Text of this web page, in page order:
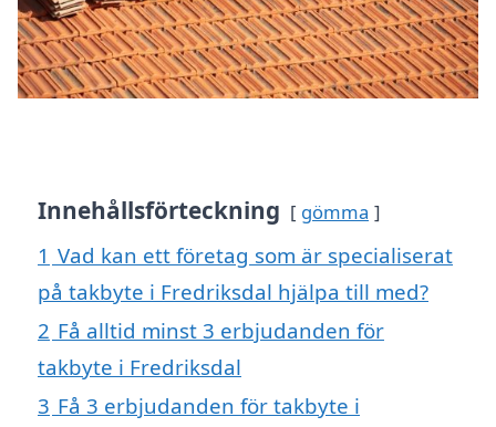
Innehållsförteckning gömma
1 Vad kan ett företag som är specialiserat
på takbyte i Fredriksdal hjälpa till med?
2 Få alltid minst 3 erbjudanden för
takbyte i Fredriksdal
3 Få 3 erbjudanden för takbyte i